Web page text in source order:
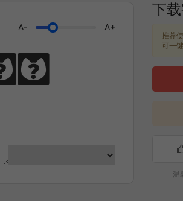
A- A+
真
下
推荐
可一
温